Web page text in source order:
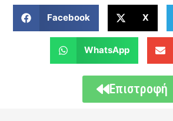
Facebook X
WhatsApp
Επιστροφή